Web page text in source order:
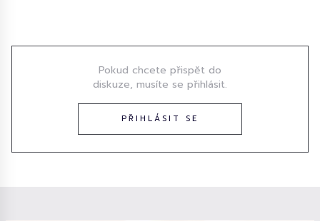
Pokud chcete přispět do
diskuze, musíte se přihlásit.
PŘIHLÁSIT SE